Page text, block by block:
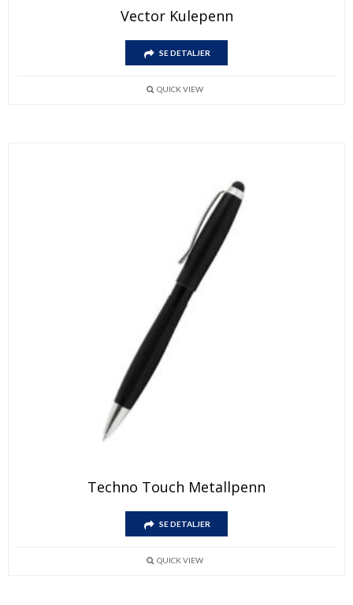
Vector Kulepenn
SE DETALJER
QUICK VIEW
Techno Touch Metallpenn
SE DETALJER
QUICK VIEW